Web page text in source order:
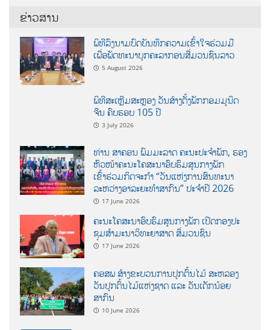
ຂ່າວສານ
ພິທີລົງນາມບົດບັນທຶກຄວາມເຂົ້າໃຈຮ່ວມມື
ເພື່ອພັດທະນາບຸກຄະລາກອນສື່ມວນຊົນລາວ
5 August 2026
ພິທີສະເຫຼີມສະຫຼອງ ວັນສ້າງຕັ້ງພັກກອມມູນິດ
ຈີນ ຄົບຮອບ 105 ປີ
3 July 2026
ທ່ານ ສາຄອນ ພົມມະລາດ ຄະນະປະຈໍາພັກ, ຮອງ
ຫົວໜ້າຄະນະໂຄສະນາອົບຮົມສູນກາງພັກ
ເຂົ້າຮ່ວມກິດຈະກຳ “ວັນແຫ່ງການສົນທະນາ
ລະຫວ່າງອາລະຍະທຳສາກົນ” ປະຈຳປີ 2026
17 June 2026
ຄະນະໂຄສະນາອົບຮົມສູນກາງພັກ ເປີດກອງປະ
ຊຸມສຳມະນາວິທະຍາສາດ ສຶ່ມວນຊົນ
17 June 2026
ຄອສພ ສ້າງຂະບວນການປູກຕົ້ນໄມ້ ສະຫລອງ
ວັນປູກຕົ້ນໄມ້ແຫ່ງຊາດ ແລະ ວັນເດັກນ້ອຍ
ສາກົນ
10 June 2026